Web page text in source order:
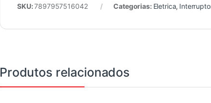
SKU:7897957516042 Categorias: Eletrica,
Produtos relacionados